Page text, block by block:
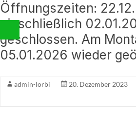
Öffnungszeiten:
einschließlich
geschlossen. Am
05.01.2026 wieder
admin-lorbi 20. Dezember 2023